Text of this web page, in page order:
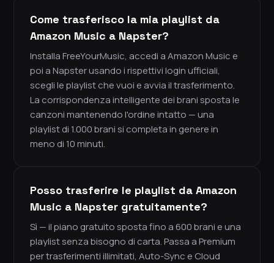
Come trasferisco la mia playlist da
Amazon Music a Napster?
Installa FreeYourMusic, accedi a Amazon Music e
poi a Napster usando i rispettivi login ufficiali,
scegli le playlist che vuoi e avvia il trasferimento.
La corrispondenza intelligente dei brani sposta le
canzoni mantenendo l'ordine intatto — una
playlist di 1.000 brani si completa in genere in
meno di 10 minuti.
Posso trasferire le playlist da Amazon
Music a Napster gratuitamente?
Sì — il piano gratuito sposta fino a 600 brani e una
playlist senza bisogno di carta. Passa a Premium
per trasferimenti illimitati, Auto-Sync e Cloud